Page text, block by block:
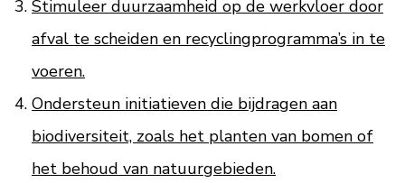
Stimuleer duurzaamheid op de werkvloer door
afval te scheiden en recyclingprogramma’s in te
voeren.
Ondersteun initiatieven die bijdragen aan
biodiversiteit, zoals het planten van bomen of
het behoud van natuurgebieden.